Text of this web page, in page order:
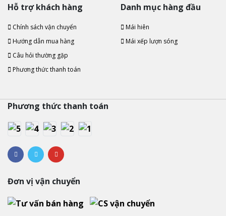
Hỗ trợ khách hàng
Chính sách vận chuyển
Hướng dẫn mua hàng
Câu hỏi thường gặp
Phương thức thanh toán
Danh mục hàng đầu
Mái hiên
Mái xếp lượn sóng
Phương thức thanh toán
Đơn vị vận chuyển